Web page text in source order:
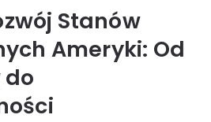
Stanów
Ameryki: Od